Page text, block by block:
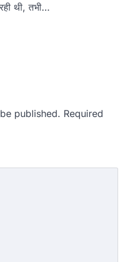
थी, तभी…
published. Required